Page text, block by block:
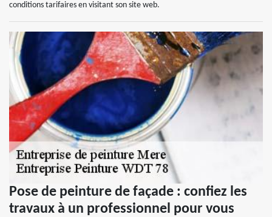
conditions tarifaires en visitant son site web.
Pose de peinture de façade : confiez les
travaux à un professionnel pour vous